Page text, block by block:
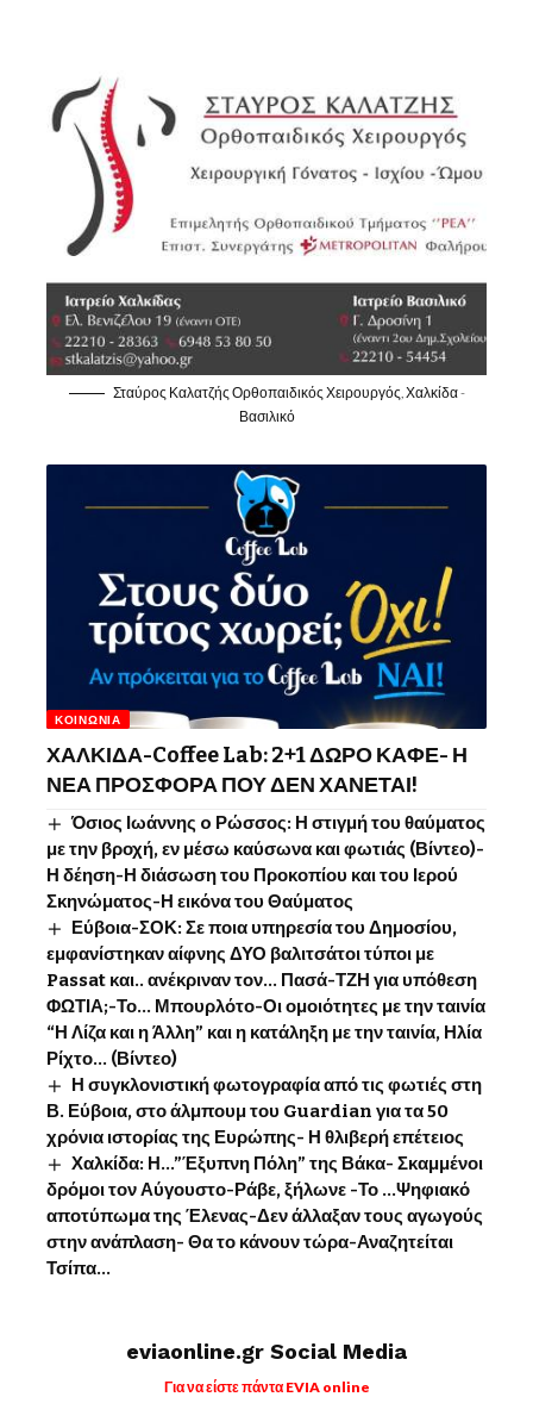
Σταύρος Καλατζής Ορθοπαιδικός Χειρουργός, Χαλκίδα -
Βασιλικό
ΚΟΙΝΩΝΊΑ
ΧΑΛΚΙΔΑ-Coffee Lab: 2+1 ΔΩΡΟ ΚΑΦΕ- Η
ΝΕΑ ΠΡΟΣΦΟΡΑ ΠΟΥ ΔΕΝ ΧΑΝΕΤΑΙ!
Όσιος Ιωάννης o Ρώσσος: Η στιγμή του θαύματος
με την βροχή, εν μέσω καύσωνα και φωτιάς (Βίντεο)-
Η δέηση-Η διάσωση του Προκοπίου και του Ιερού
Σκηνώματος-Η εικόνα του Θαύματος
Εύβοια-ΣΟΚ: Σε ποια υπηρεσία του Δημοσίου,
εμφανίστηκαν αίφνης ΔΥΟ βαλιτσάτοι τύποι με
Passat και.. ανέκριναν τον… Πασά-ΤΖΗ για υπόθεση
ΦΩΤΙΑ;-Το… Μπουρλότο-Οι ομοιότητες με την ταινία
“Η Λίζα και η Άλλη” και η κατάληξη με την ταινία, Ηλία
Ρίχτο… (Βίντεο)
Η συγκλονιστική φωτογραφία από τις φωτιές στη
Β. Εύβοια, στο άλμπουμ του Guardian για τα 50
χρόνια ιστορίας της Ευρώπης- Η θλιβερή επέτειος
Χαλκίδα: Η…”Έξυπνη Πόλη” της Βάκα- Σκαμμένοι
δρόμοι τον Αύγουστο-Ράβε, ξήλωνε -Το …Ψηφιακό
αποτύπωμα της Έλενας-Δεν άλλαξαν τους αγωγούς
στην ανάπλαση- Θα το κάνουν τώρα-Αναζητείται
Τσίπα…
eviaonline.gr Social Media
Για να είστε πάντα EVIA online